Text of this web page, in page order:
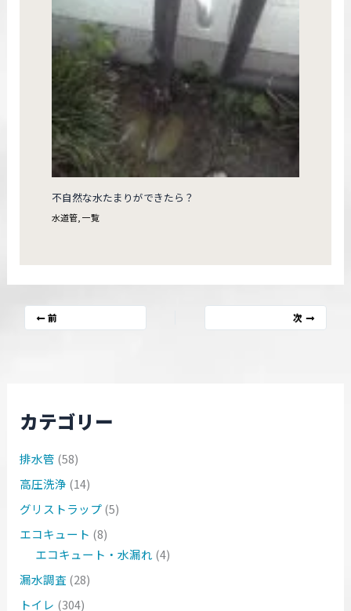
不自然な水たまりができたら？
水道管 ,一覧
前 次
カテゴリー
排水管 (58)
高圧洗浄 (14)
グリストラップ(5)
エコキュート (8)
エコキュート・水漏れ (4)
漏水調査 (28)
トイレ (304)